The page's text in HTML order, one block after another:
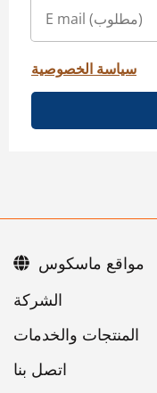
سياسة الخصوصية
اتصل بنا
مواقع ماسكوس